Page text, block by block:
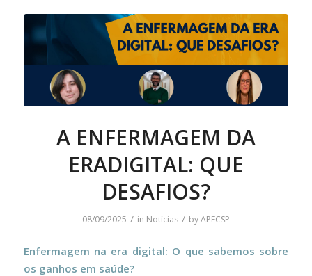
A ENFERMAGEM DA
ERADIGITAL: QUE
DESAFIOS?
08/09/2025 / in Notícias / byAPECSP
Enfermagem na era digital: O que sabemos sobre
os ganhos em saúde?